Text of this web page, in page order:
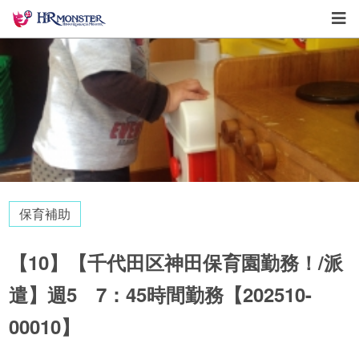
保育補助
【10】【千代田区神田保育園勤務！/派
遣】週5 7：45時間勤務【202510-
00010】